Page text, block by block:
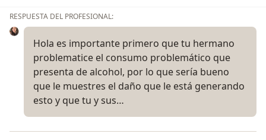
RESPUESTA DEL PROFESIONAL:
Hola es importante primero que tu hermano
problematice el consumo problemático que
presenta de alcohol, por lo que sería bueno
que le muestres el daño que le está generando
esto y que tu y sus…